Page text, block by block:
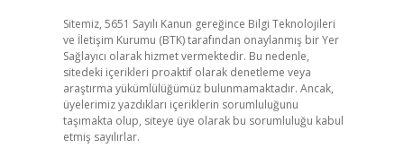
Sitemiz, 5651 Sayılı Kanun gereğince Bilgi Teknolojileri
ve İletişim Kurumu (BTK) tarafından onaylanmış bir Yer
Sağlayıcı olarak hizmet vermektedir. Bu nedenle,
sitedeki içerikleri proaktif olarak denetleme veya
araştırma yükümlülüğümüz bulunmamaktadır. Ancak,
üyelerimiz yazdıkları içeriklerin sorumluluğunu
taşımakta olup, siteye üye olarak bu sorumluluğu kabul
etmiş sayılırlar.